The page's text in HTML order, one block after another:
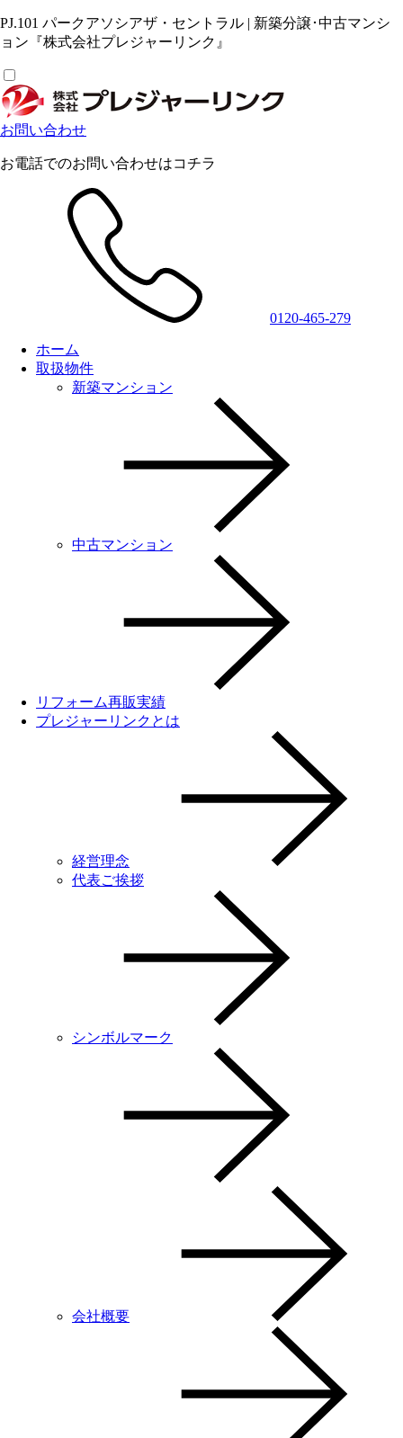
PJ.101 パークアソシアザ・セントラル | 新築分譲･中古マンシ
ョン『株式会社プレジャーリンク』
お問い合わせ
お電話でのお問い合わせはコチラ
0120-465-279
ホーム
取扱物件
新築マンション
中古マンション
リフォーム再販実績
プレジャーリンクとは
経営理念
代表ご挨拶
シンボルマーク
会社概要